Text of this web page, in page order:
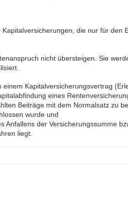
die nur für den
nicht übersteigen. Sie
Kapitalversicherungsvertrag
eines
Beiträge mit dem Normalsatz zu
wurde und
der Versicherungssumme
liegt.